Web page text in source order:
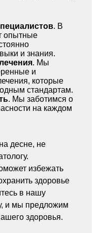
. В
опытные
и знания.
. Мы
и
которые
стандартам.
. Мы заботимся о
на каждом
десне, не
избежать
здоровье
в нашу
и мы предложим
здоровья.